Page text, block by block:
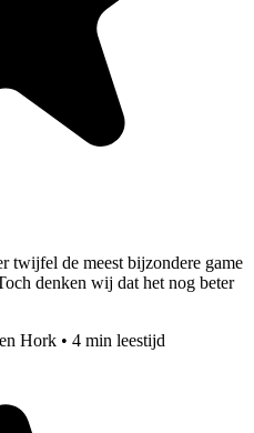
twijfel de meest bijzondere game
denken wij dat het nog beter
Hork • 4 min leestijd